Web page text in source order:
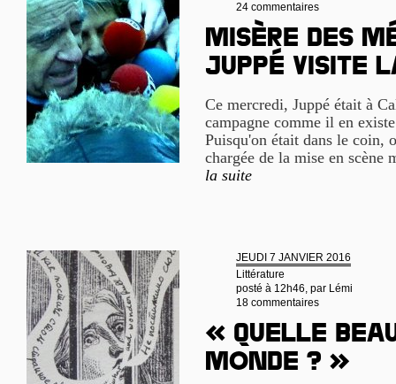
24 commentaires
Misère des
Juppé visite
Ce mercredi, Juppé était à
campagne comme il en
Puisqu'on était dans le coin,
chargée de la mise en
la suite
JEUDI 7 JANVIER 2016
Littérature
posté à 12h46, par Lémi
18 commentaires
« Quelle
monde ? »